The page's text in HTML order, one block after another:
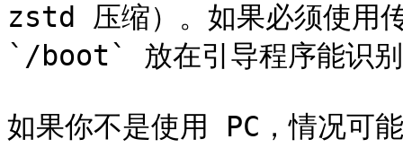
zstd 压缩）。如果必须使用
`/boot` 放在引导程序能识
如果你不是使用 PC，情况可